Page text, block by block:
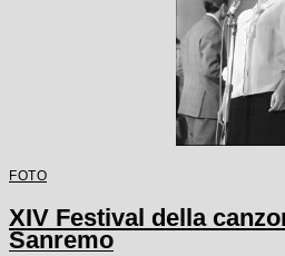
FOTO
XIV Festival della
Sanremo